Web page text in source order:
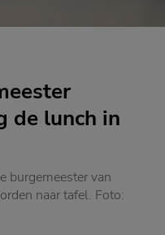
de lunch in
burgemeester van
naar tafel. Foto: